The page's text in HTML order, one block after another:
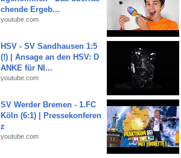
chende Ergeb...
youtube.com
HSV - SV Sandhausen 1:5
(!) | Ansage an den HSV: D
ANKE für NI...
youtube.com
SV Werder Bremen - 1.FC
Köln (6:1) | Pressekonferen
z
youtube.com